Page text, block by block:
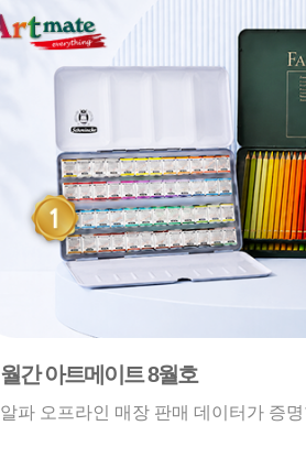
월간 아트메이트 8월호
알파 오프라인 매장 판매 데이터가 증